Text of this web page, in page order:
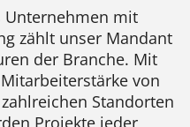
Unternehmen mit
zählt unser Mandant
der Branche. Mit
von
Standorten
Projekte jeder